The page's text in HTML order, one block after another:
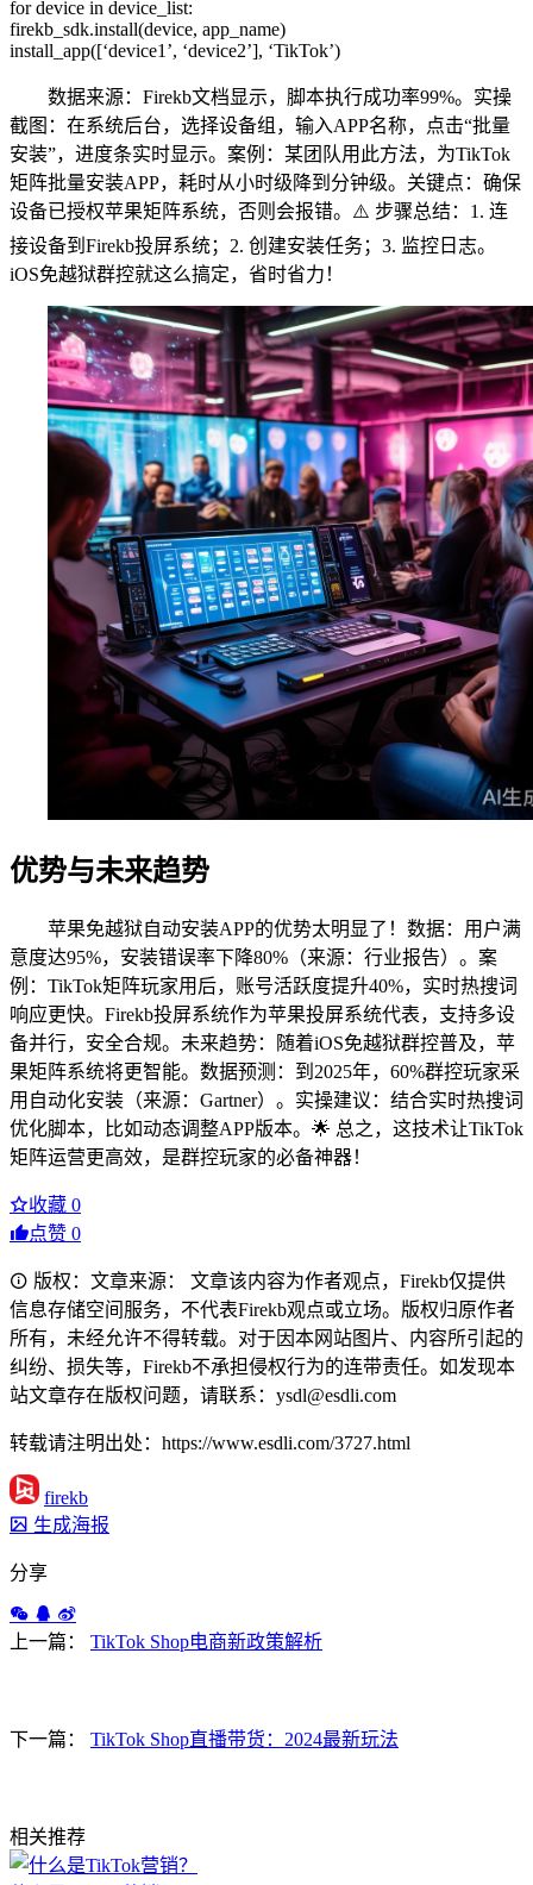
for device in device_list:
firekb_sdk.install(device, app_name)
install_app([‘device1’, ‘device2’], ‘TikTok’)
数据来源：Firekb文档显示，脚本执行成功率99%。实操
截图：在系统后台，选择设备组，输入APP名称，点击“批量
安装”，进度条实时显示。案例：某团队用此方法，为TikTok
矩阵批量安装APP，耗时从小时级降到分钟级。关键点：确保
设备已授权苹果矩阵系统，否则会报错。⚠️ 步骤总结：1. 连
接设备到Firekb投屏系统；2. 创建安装任务；3. 监控日志。
iOS免越狱群控就这么搞定，省时省力！
优势与未来趋势
苹果免越狱自动安装APP的优势太明显了！数据：用户满
意度达95%，安装错误率下降80%（来源：行业报告）。案
例：TikTok矩阵玩家用后，账号活跃度提升40%，实时热搜词
响应更快。Firekb投屏系统作为苹果投屏系统代表，支持多设
备并行，安全合规。未来趋势：随着iOS免越狱群控普及，苹
果矩阵系统将更智能。数据预测：到2025年，60%群控玩家采
用自动化安装（来源：Gartner）。实操建议：结合实时热搜词
优化脚本，比如动态调整APP版本。🌟 总之，这技术让TikTok
矩阵运营更高效，是群控玩家的必备神器！
收藏 0
点赞 0
版权：文章来源： 文章该内容为作者观点，Firekb仅提供
信息存储空间服务，不代表Firekb观点或立场。版权归原作者
所有，未经允许不得转载。对于因本网站图片、内容所引起的
纠纷、损失等，Firekb不承担侵权行为的连带责任。如发现本
站文章存在版权问题，请联系：ysdl@esdli.com
转载请注明出处：https://www.esdli.com/3727.html
firekb
生成海报
分享
上一篇： TikTok Shop电商新政策解析
下一篇： TikTok Shop直播带货：2024最新玩法
相关推荐